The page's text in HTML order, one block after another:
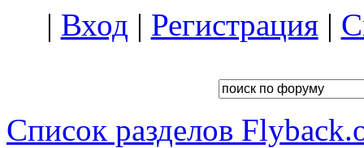
| Вход | Регистрация|
Список разделов